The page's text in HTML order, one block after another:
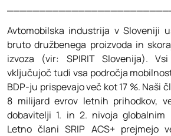
Avtomobilska industrija v Sloveniji
bruto družbenega proizvoda in
izvoza (vir: SPIRIT Slovenija).
vključujoč tudi vsa področja
BDP-ju prispevajo več kot 17 %. Naši
8 milijard evrov letnih prihodkov,
dobavitelji 1. in 2. nivoja globalnim
Letno člani SRIP ACS+ prejmejo